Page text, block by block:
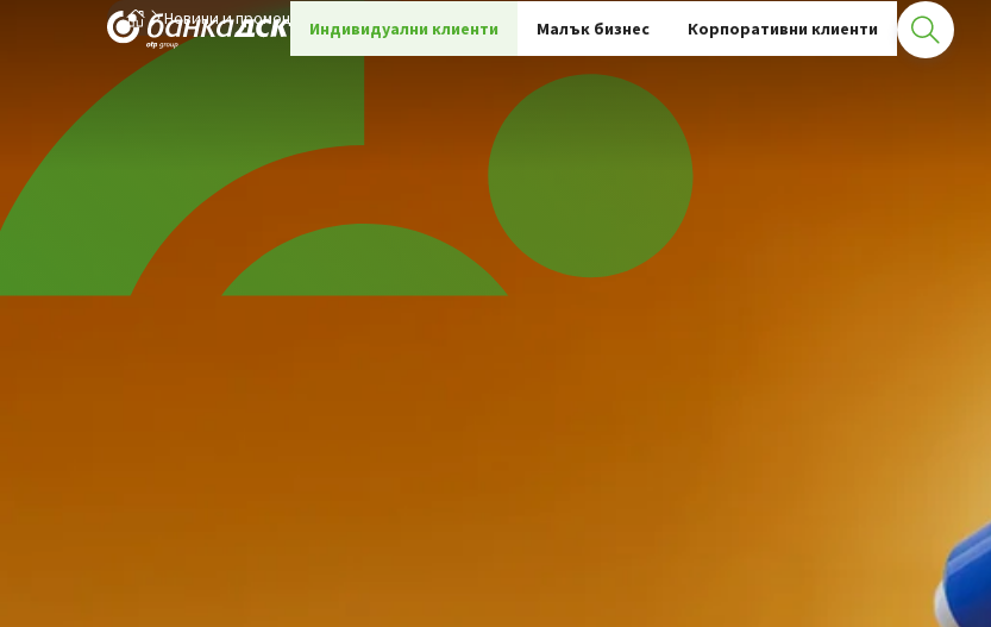
Индивидуални клиенти Малък бизнес Корпоративни клиенти
Новини и промоции